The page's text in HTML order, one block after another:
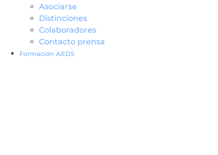
Asociarse
Distinciones
Colaboradores
Contacto prensa
Formación AEDS